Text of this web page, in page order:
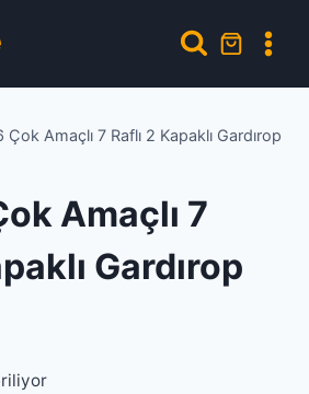
Amaçlı 7 Raflı 2 Kapaklı Gardırop
Amaçlı 7
Gardırop